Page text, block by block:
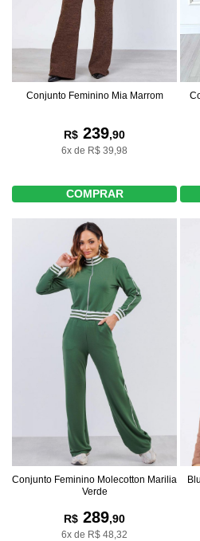
Conjunto Feminino Mia Marrom
R$ 239,90
6x de R$ 39,98
COMPRAR
Conjunto Feminino Molecotton Marilia
Verde
R$ 289,90
6x de R$ 48,32